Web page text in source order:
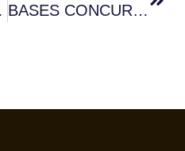
BASES CONCURSO RELATOS CORTOS CAFÉS GOSOA IV